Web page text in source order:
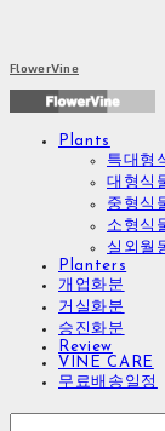
FlowerVine
Plants
특대형
대형식
중형식
소형식
실외월
Planters
개업화분
거실화분
승진화분
Review
VINE CARE
무료배송일정